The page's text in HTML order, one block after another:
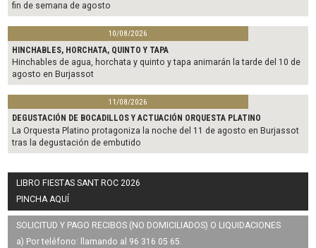
fin de semana de agosto
10/08/2026
HINCHABLES, HORCHATA, QUINTO Y TAPA
Hinchables de agua, horchata y quinto y tapa animarán la tarde del 10 de
agosto en Burjassot
11/08/2026
DEGUSTACIÓN DE BOCADILLOS Y ACTUACIÓN ORQUESTA PLATINO
La Orquesta Platino protagoniza la noche del 11 de agosto en Burjassot
tras la degustación de embutido
LIBRO FIESTAS SANT ROC 2026
PINCHA AQUÍ
SOLICITUD Y PAGO RECIBOS (NO DOMICILIADOS) O LIQUIDACIONES
a) Por teléfono: llamando al 96 316 05 65.